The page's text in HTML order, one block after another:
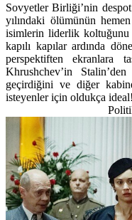
Sovyetler Birliği’nin
yılındaki ölümünün
isimlerin liderlik koltuğunu
kapılı kapılar ardında
perspektiften ekranlara
Khrushchev’in
geçirdiğini ve diğer
isteyenler için oldukça ideal!